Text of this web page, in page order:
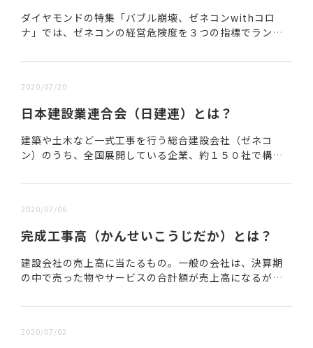
ダイヤモンドの特集「バブル崩壊、ゼネコンwithコロ
ナ」では、ゼネコンの経営危険度を３つの指標でランキ
てるのか、その難しそうな３つの指標を平たくザック...
2020/07/20
日本建設業連合会（日建連）とは？
建築や土木など一式工事を行う総合建設会社（ゼネコ
ン）のうち、全国展開している企業、約１５０社で構成
鹿島建設の出身で分かるように、ゼネコンで全国展開し
2020/07/06
完成工事高（かんせいこうじだか）とは？
建設会社の売上高に当たるもの。一般の会社は、決算期
の中で売った物やサービスの合計額が売上高になるが、
で、どの位の工事を完成させたかを指標としており、完
2020/07/02